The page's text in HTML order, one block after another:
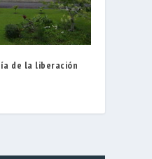
de la liberación